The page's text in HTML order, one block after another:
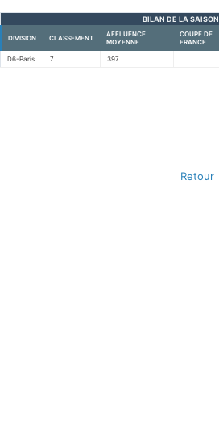
BILAN DE LA SAISON
DIVISION CLASSEMENT
AFFLUENCE
MOYENNE
COUPE DE
FRANCE
D6-Paris 7 397
Retour